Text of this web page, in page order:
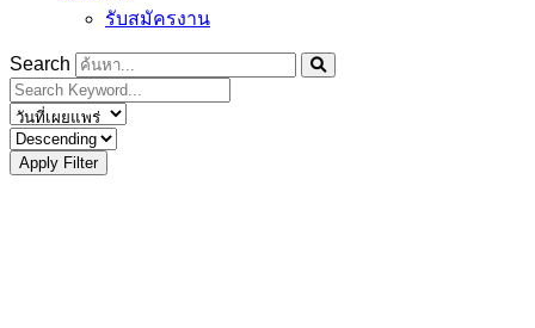
รับสมัครงาน
Search
Apply Filter